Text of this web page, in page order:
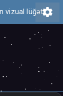
vizual lüğətisettings